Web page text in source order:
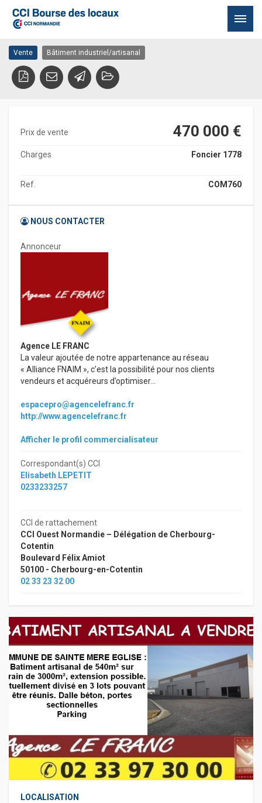
contenu
MERE EGLISE
50480 STE MERE EGLISE
Vente Bâtiment industriel/artisanal
Prix de vente 470 000 €
Charges Foncier 1778
Ref. COM760
NOUS CONTACTER
Annonceur
Agence LE FRANC
La valeur ajoutée de notre appartenance au réseau
« Alliance FNAIM », c’est la possibilité pour nos clients
vendeurs et acquéreurs d’optimiser...
espacepro@agencelefranc.fr
http://www.agencelefranc.fr
Afficher le profil commercialisateur
Correspondant(s) CCI
Elisabeth LEPETIT
0233233257
CCI de rattachement
CCI Ouest Normandie – Délégation de Cherbourg-
Cotentin
Boulevard Félix Amiot
50100 - Cherbourg-en-Cotentin
02 33 23 32 00
LOCALISATION